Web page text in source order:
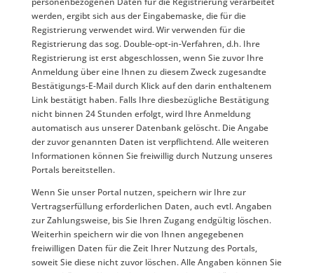
werden, ergibt sich aus der Eingabemaske, die für die
Registrierung verwendet wird. Wir verwenden für die
Registrierung das sog. Double-opt-in-Verfahren, d.h. Ihre
Registrierung ist erst abgeschlossen, wenn Sie zuvor Ihre
Anmeldung über eine Ihnen zu diesem Zweck zugesandte
Bestätigungs-E-Mail durch Klick auf den darin enthaltenem
Link bestätigt haben. Falls Ihre diesbezügliche Bestätigung
nicht binnen 24 Stunden erfolgt, wird Ihre Anmeldung
automatisch aus unserer Datenbank gelöscht. Die Angabe
der zuvor genannten Daten ist verpflichtend. Alle weiteren
Informationen können Sie freiwillig durch Nutzung unseres
Portals bereitstellen.
Wenn Sie unser Portal nutzen, speichern wir Ihre zur
Vertragserfüllung erforderlichen Daten, auch evtl. Angaben
zur Zahlungsweise, bis Sie Ihren Zugang endgültig löschen.
Weiterhin speichern wir die von Ihnen angegebenen
freiwilligen Daten für die Zeit Ihrer Nutzung des Portals,
soweit Sie diese nicht zuvor löschen. Alle Angaben können Sie